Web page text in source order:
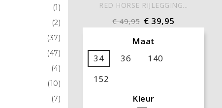
(1)
(2)
(37)
(47)
(4)
(10)
(7)
RED HORSE RIJLEGGING...
€ 49,95 € 39,95
Maat
34
36
140
152
Kleur